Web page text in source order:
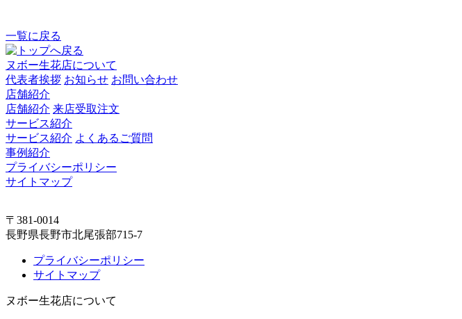
一覧に戻る
ヌボー生花店について
代表者挨拶 お知らせ お問い合わせ
店舗紹介
店舗紹介 来店受取注文
サービス紹介
サービス紹介 よくあるご質問
事例紹介
プライバシーポリシー
サイトマップ
〒381-0014
長野県長野市北尾張部715-7
プライバシーポリシー
サイトマップ
ヌボー生花店について